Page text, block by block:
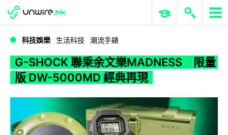
WWDC 2026 ERP 與商業 AI
科技娛樂 生活科技 潮流手錶
G-SHOCK 聯乘余文樂MADNESS 限量
版 DW-5000MD 經典再現